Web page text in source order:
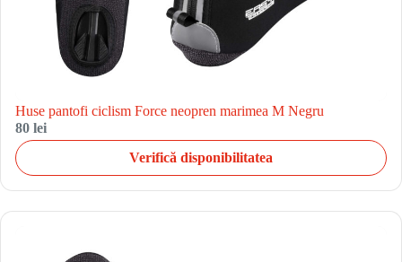
Huse pantofi ciclism Force neopren marimea M Negru
80 lei
Verifică disponibilitatea